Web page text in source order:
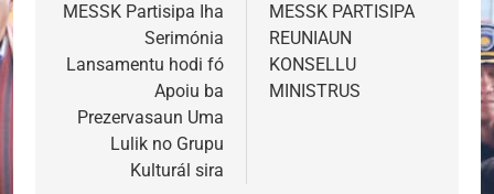
navigation
MESSK Partisipa Iha
Serimónia
Lansamentu hodi fó
Apoiu ba
Prezervasaun Uma
Lulik no Grupu
Kulturál sira
MESSK PARTISIPA
REUNIAUN
KONSELLU
MINISTRUS